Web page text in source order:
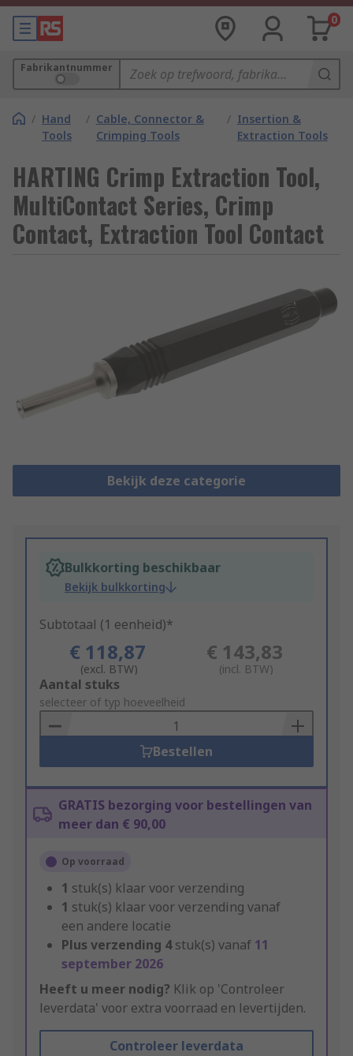
0
Fabrikantnummer
/ Hand
Tools
/ Cable, Connector &
Crimping Tools
/ Insertion &
Extraction Tools
HARTING Crimp Extraction Tool,
MultiContact Series, Crimp
Contact, Extraction Tool Contact
Bekijk deze categorie
Bulkkorting beschikbaar
Bekijk bulkkorting
Subtotaal (1 eenheid)*
€ 118,87
(excl. BTW)
€ 143,83
(incl. BTW)
Add
to
Basket
Aantal stuks
selecteer of typ hoeveelheid
Bestellen
GRATIS bezorging voor bestellingen van
meer dan € 90,00
Op voorraad
1 stuk(s) klaar voor verzending
1 stuk(s) klaar voor verzending vanaf
een andere locatie
Plus verzending 4stuk(s) vanaf 11
september 2026
Heeft u meer nodig? Klik op 'Controleer
leverdata' voor extra voorraad en levertijden.
Controleer leverdata